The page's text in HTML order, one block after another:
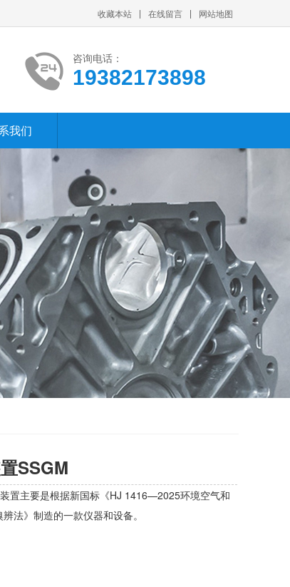
收藏本站 在线留言 网站地图
咨询电话：
19382173898
我们
SSGM
置主要是根据新国标《HJ 1416—2025环境空气和
法》制造的一款仪器和设备。